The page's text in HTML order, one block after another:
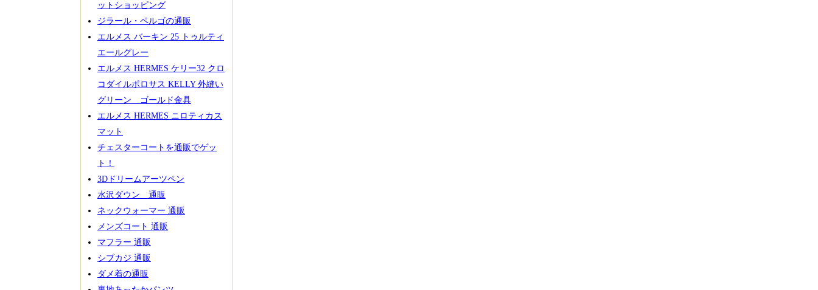
ットショッピング
ジラール・ペルゴの通販
エルメス バーキン 25 トゥルティ
エールグレー
エルメス HERMES ケリー32 クロ
コダイルポロサス KELLY 外縫い
グリーン ゴールド金具
エルメス HERMES ニロティカス
マット
チェスターコートを通販でゲッ
ト！
3Dドリームアーツペン
水沢ダウン 通販
ネックウォーマー 通販
メンズコート 通販
マフラー 通販
シブカジ 通販
ダメ着の通販